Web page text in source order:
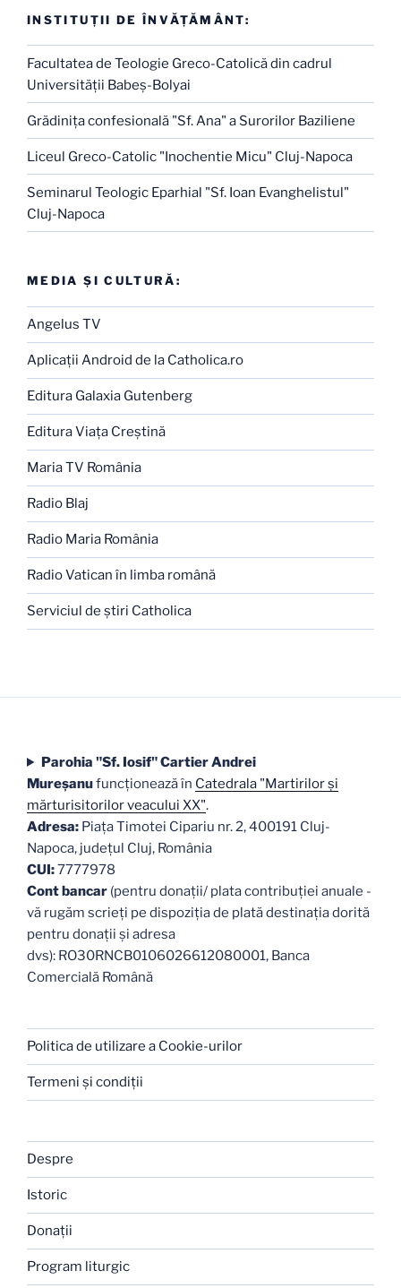
INSTITUŢII DE ÎNVĂŢĂMÂNT:
Facultatea de Teologie Greco-Catolică din cadrul
Universităţii Babeş-Bolyai
Grădiniţa confesională "Sf. Ana" a Surorilor Baziliene
Liceul Greco-Catolic "Inochentie Micu" Cluj-Napoca
Seminarul Teologic Eparhial "Sf. Ioan Evanghelistul"
Cluj-Napoca
MEDIA ŞI CULTURĂ:
Angelus TV
Aplicaţii Android de la Catholica.ro
Editura Galaxia Gutenberg
Editura Viaţa Creştină
Maria TV România
Radio Blaj
Radio Maria România
Radio Vatican în limba română
Serviciul de ştiri Catholica
Parohia "Sf. Iosif" Cartier Andrei
Mureşanufuncţionează în Catedrala "Martirilor şi
mărturisitorilor veacului XX".
Adresa: Piaţa Timotei Cipariu nr. 2, 400191 Cluj-
Napoca, judeţul Cluj, România
CUI:7777978
Cont bancar (pentru donații/ plata contribuției anuale -
vă rugăm scrieți pe dispoziția de plată destinația dorită
pentru donații și adresa
dvs): RO30RNCB0106026612080001, Banca
Comercială Română
Politica de utilizare a Cookie-urilor
Termeni şi condiţii
Despre
Istoric
Donaţii
Program liturgic